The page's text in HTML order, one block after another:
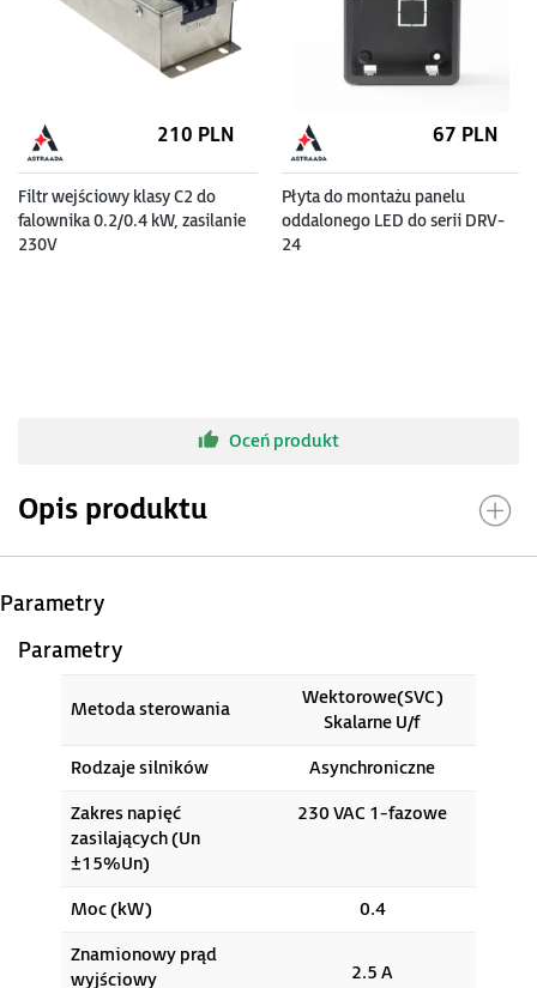
Filtr wejściowy klasy C2 do
falownika 0.2/0.4 kW, zasilanie
230V
210 PLN
Płyta do montażu panelu
oddalonego LED do serii DRV-
24
67 PLN
Oceń produkt
Opis produktu
Parametry
Parametry
Metoda sterowania
Wektorowe(SVC)
Skalarne U/f
Rodzaje silników
Asynchroniczne
Zakres napięć
zasilających (Un
±15%Un)
230 VAC 1-fazowe
Moc (kW)
0.4
Znamionowy prąd
wyjściowy
2.5 A